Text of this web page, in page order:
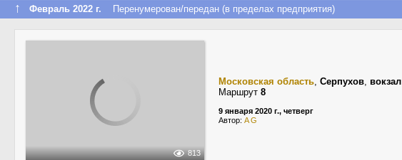
↑ Февраль 2022 г. Перенумерован/передан (в пределах предприятия)
813
Московская область, Серпухов, вокзал
Маршрут 8
9 января 2020 г., четверг
Автор: A G